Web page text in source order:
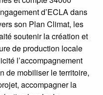
d’ECLA dans
son Plan Climat, les
soutenir la création et
de production locale
l’accompagnement
de mobiliser le territoire,
accompagner la